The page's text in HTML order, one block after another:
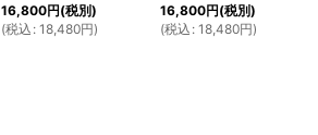
16,800円(税別)
(税込 : 18,480円)
16,800円(税別)
(税込 : 18,480円)